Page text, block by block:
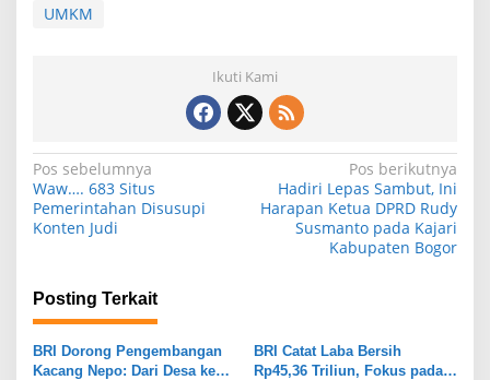
UMKM
Ikuti Kami
N
a
v
g
a
s
Pos sebelumnya
Waw…. 683 Situs
Pemerintahan Disusupi
Konten Judi
Pos berikutnya
Hadiri Lepas Sambut, Ini
Harapan Ketua DPRD Rudy
Susmanto pada Kajari
Kabupaten Bogor
Posting Terkait
BRI Dorong Pengembangan
Kacang Nepo: Dari Desa ke
BRI Catat Laba Bersih
Rp45,36 Triliun, Fokus pada